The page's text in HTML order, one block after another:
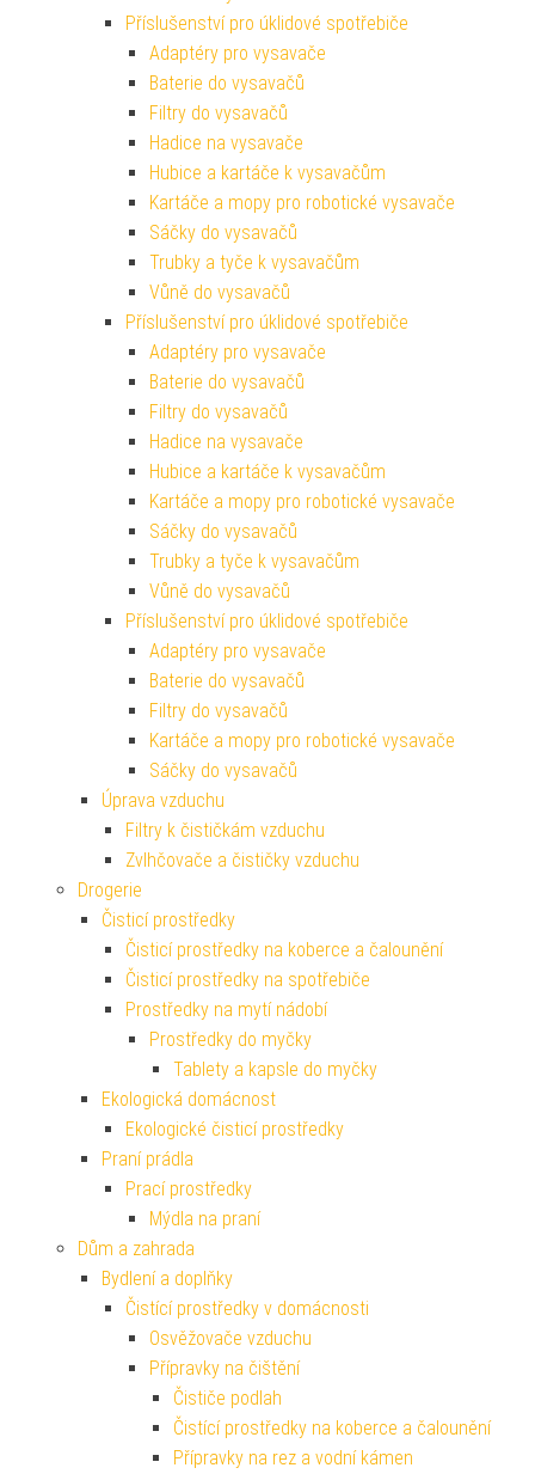
Příslušenství pro úklidové spotřebiče
Adaptéry pro vysavače
Baterie do vysavačů
Filtry do vysavačů
Hadice na vysavače
Hubice a kartáče k vysavačům
Kartáče a mopy pro robotické vysavače
Sáčky do vysavačů
Trubky a tyče k vysavačům
Vůně do vysavačů
Příslušenství pro úklidové spotřebiče
Adaptéry pro vysavače
Baterie do vysavačů
Filtry do vysavačů
Hadice na vysavače
Hubice a kartáče k vysavačům
Kartáče a mopy pro robotické vysavače
Sáčky do vysavačů
Trubky a tyče k vysavačům
Vůně do vysavačů
Příslušenství pro úklidové spotřebiče
Adaptéry pro vysavače
Baterie do vysavačů
Filtry do vysavačů
Kartáče a mopy pro robotické vysavače
Sáčky do vysavačů
Úprava vzduchu
Filtry k čističkám vzduchu
Zvlhčovače a čističky vzduchu
Drogerie
Čisticí prostředky
Čisticí prostředky na koberce a čalounění
Čisticí prostředky na spotřebiče
Prostředky na mytí nádobí
Prostředky do myčky
Tablety a kapsle do myčky
Ekologická domácnost
Ekologické čisticí prostředky
Praní prádla
Prací prostředky
Mýdla na praní
Dům a zahrada
Bydlení a doplňky
Čistící prostředky v domácnosti
Osvěžovače vzduchu
Přípravky na čištění
Čističe podlah
Čistící prostředky na koberce a čalounění
Přípravky na rez a vodní kámen